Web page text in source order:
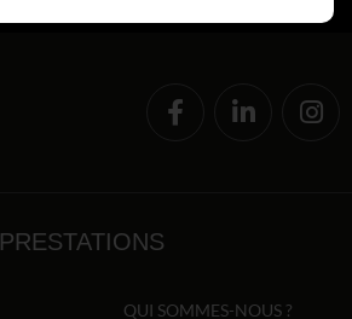
PRESTATIONS
QUI SOMMES-NOUS ?